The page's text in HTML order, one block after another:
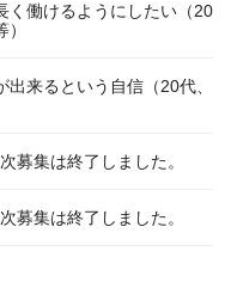
く働けるようにしたい（20
来るという自信（20代、
募集は終了しました。
募集は終了しました。